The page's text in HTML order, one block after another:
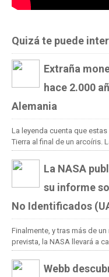
Quizá te puede
Extraña
hace 2.000
Alemania
La leyenda cuenta que
Tierra al final de un arcoíris.
La NASA
su informe
No Identificados
Finalmente, y tras más de
prevista, la NASA llevará a
Webb